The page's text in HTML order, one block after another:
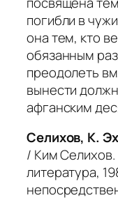
погибли в
она тем, кто
обязанным
преодолеть
вынести
афганским
Селихов, К.
/ Ким
литература,